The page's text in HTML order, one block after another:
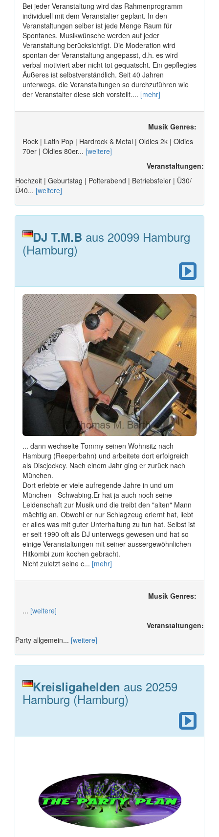
Bei jeder Veranstaltung wird das Rahmenprogramm
individuell mit dem Veranstalter geplant. In den
Veranstaltungen selber ist jede Menge Raum für
Spontanes. Musikwünsche werden auf jeder
Veranstaltung berücksichtigt. Die Moderation wird
spontan der Veranstaltung angepasst, d.h. es wird
verbal motiviert aber nicht tot gequatscht. Ein gepflegtes
Äußeres ist selbstverständlich. Seit 40 Jahren
unterwegs, die Veranstaltungen so durchzuführen wie
der Veranstalter diese sich vorstellt.... [mehr]
Musik Genres:
Rock | Latin Pop | Hardrock & Metal | Oldies 2k | Oldies
70er | Oldies 80er... [weitere]
Veranstaltungen:
Hochzeit | Geburtstag | Polterabend | Betriebsfeier | Ü30/
Ü40... [weitere]
DJ T.M.B aus 20099 Hamburg
(Hamburg)
... dann wechselte Tommy seinen Wohnsitz nach
Hamburg (Reeperbahn) und arbeitete dort erfolgreich
als Discjockey. Nach einem Jahr ging er zurück nach
München.
Dort erlebte er viele aufregende Jahre in und um
München - Schwabing.Er hat ja auch noch seine
Leidenschaft zur Musik und die treibt den "alten" Mann
mächtig an. Obwohl er nur Schlagzeug erlernt hat, liebt
er alles was mit guter Unterhaltung zu tun hat. Selbst ist
er seit 1990 oft als DJ unterwegs gewesen und hat so
einige Veranstaltungen mit seiner aussergewöhnlichen
Hitkombi zum kochen gebracht.
Nicht zuletzt seine c... [mehr]
Musik Genres:
... [weitere]
Veranstaltungen:
Party allgemein... [weitere]
Kreisligahelden aus 20259
Hamburg (Hamburg)